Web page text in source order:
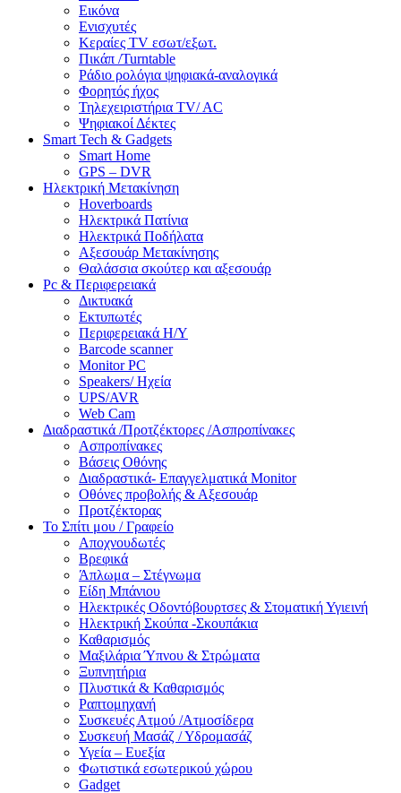
Εικόνα
Ενισχυτές
Κεραίες TV εσωτ/εξωτ.
Πικάπ /Turntable
Ράδιο ρολόγια ψηφιακά-αναλογικά
Φορητός ήχος
Τηλεχειριστήρια TV/ AC
Ψηφιακοί Δέκτες
Smart Tech & Gadgets
Smart Home
GPS – DVR
Ηλεκτρική Μετακίνηση
Hoverboards
Ηλεκτρικά Πατίνια
Ηλεκτρικά Ποδήλατα
Αξεσουάρ Μετακίνησης
Θαλάσσια σκούτερ και αξεσουάρ
Pc & Περιφερειακά
Δικτυακά
Εκτυπωτές
Περιφερειακά Η/Υ
Barcode scanner
Monitor PC
Speakers/ Ηχεία
UPS/AVR
Web Cam
Διαδραστικά /Προτζέκτορες /Ασπροπίνακες
Ασπροπίνακες
Βάσεις Οθόνης
Διαδραστικά- Επαγγελματικά Monitor
Οθόνες προβολής & Αξεσουάρ
Προτζέκτορας
Το Σπίτι μου / Γραφείο
Αποχνουδωτές
Βρεφικά
Άπλωμα – Στέγνωμα
Είδη Μπάνιου
Ηλεκτρικές Οδοντόβουρτσες & Στοματική Υγιεινή
Ηλεκτρική Σκούπα -Σκουπάκια
Καθαρισμός
Μαξιλάρια Ύπνου & Στρώματα
Ξυπνητήρια
Πλυστικά & Καθαρισμός
Ραπτομηχανή
Συσκευές Ατμού /Ατμοσίδερα
Συσκευή Μασάζ / Υδρομασάζ
Υγεία – Ευεξία
Φωτιστικά εσωτερικού χώρου
Gadget